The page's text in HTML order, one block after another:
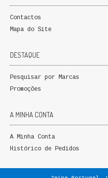
Contactos
Mapa do Site
DESTAQUE
Pesquisar por Marcas
Promoções
A MINHA CONTA
A Minha Conta
Histórico de Pedidos